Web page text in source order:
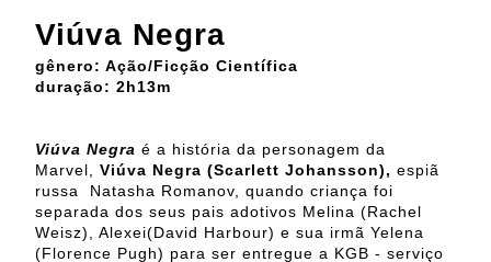
Viúva Negra
gênero: Ação/Ficção Científica
duração: 2h13m
Viúva Negra é a história da personagem da
Marvel, Viúva Negra (Scarlett Johansson), espiã
russa Natasha Romanov, quando criança foi
separada dos seus pais adotivos Melina (Rachel
Weisz), Alexei(David Harbour) e sua irmã Yelena
(Florence Pugh) para ser entregue a KGB - serviço